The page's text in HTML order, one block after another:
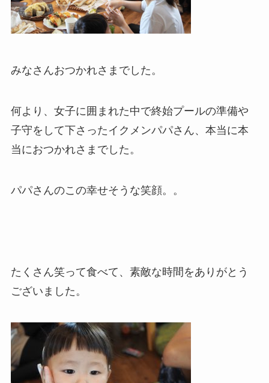
みなさんおつかれさまでした。
何より、女子に囲まれた中で終始プールの準備や
子守をして下さったイクメンパパさん、本当に本
当におつかれさまでした。
パパさんのこの幸せそうな笑顔。。
たくさん笑って食べて、素敵な時間をありがとう
ございました。